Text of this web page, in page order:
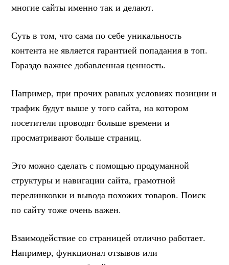
многие сайты именно так и делают.
Суть в том, что сама по себе уникальность
контента не является гарантией попадания в топ.
Гораздо важнее добавленная ценность.
Например, при прочих равных условиях позиции и
трафик будут выше у того сайта, на котором
посетители проводят больше времени и
просматривают больше страниц.
Это можно сделать с помощью продуманной
структуры и навигации сайта, грамотной
перелинковки и вывода похожих товаров. Поиск
по сайту тоже очень важен.
Взаимодействие со страницей отлично работает.
Например, функционал отзывов или